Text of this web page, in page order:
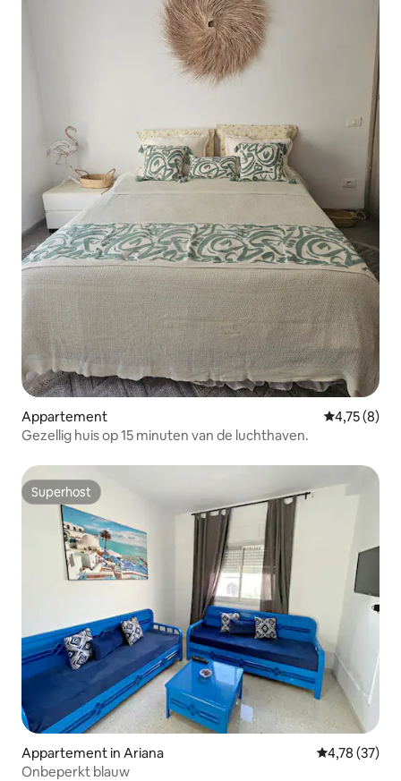
Appartement
4,75 (8)
Gezellig huis op 15 minuten van de luchthaven.
Superhost
Superhost
Appartement in Ariana Gemiddelde
4,78 (37)
Onbeperkt blauw